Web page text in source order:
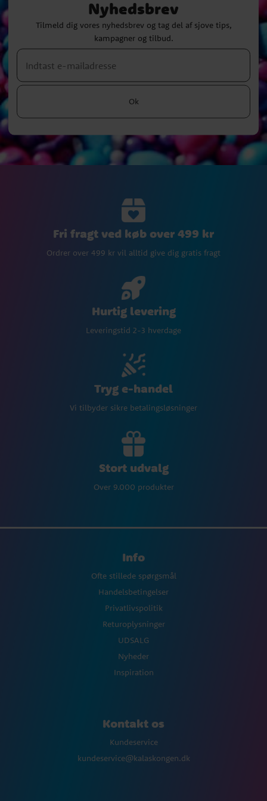
Nyhedsbrev
Tilmeld dig vores nyhedsbrev og tag del af sjove tips,
kampagner og tilbud.
Ok
Fri fragt ved køb over 499 kr
Ordrer over 499 kr vil alltid give dig gratis fragt
Hurtig levering
Leveringstid 2-3 hverdage
Tryg e-handel
Vi tilbyder sikre betalingsløsninger
Stort udvalg
Over 9.000 produkter
Info
Ofte stillede spørgsmål
Handelsbetingelser
Privatlivspolitik
Returoplysninger
UDSALG
Nyheder
Inspiration
Kontakt os
Kundeservice
kundeservice@kalaskongen.dk